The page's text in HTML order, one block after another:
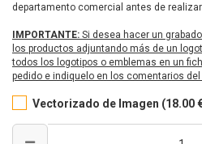
departamento comercial antes de
IMPORTANTE: Si desea hacer un
los productos adjuntando más de un
todos los logotipos o emblemas en un
pedido e indiquelo en los comentarios del
Vectorizado de Imagen (18.00